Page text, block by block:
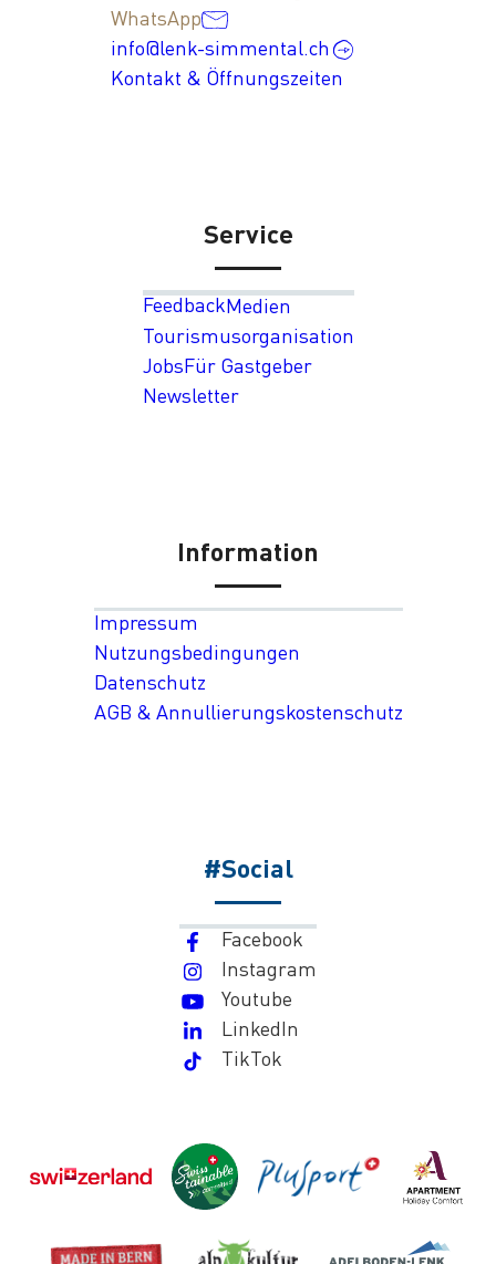
WhatsApp
info@lenk-simmental.ch
Kontakt & Öffnungszeiten
Service
FeedbackMedien
Tourismusorganisation
JobsFür Gastgeber
Newsletter
Information
Impressum
Nutzungsbedingungen
Datenschutz
AGB & Annullierungskostenschutz
#Social
Facebook
Instagram
Youtube
LinkedIn
TikTok